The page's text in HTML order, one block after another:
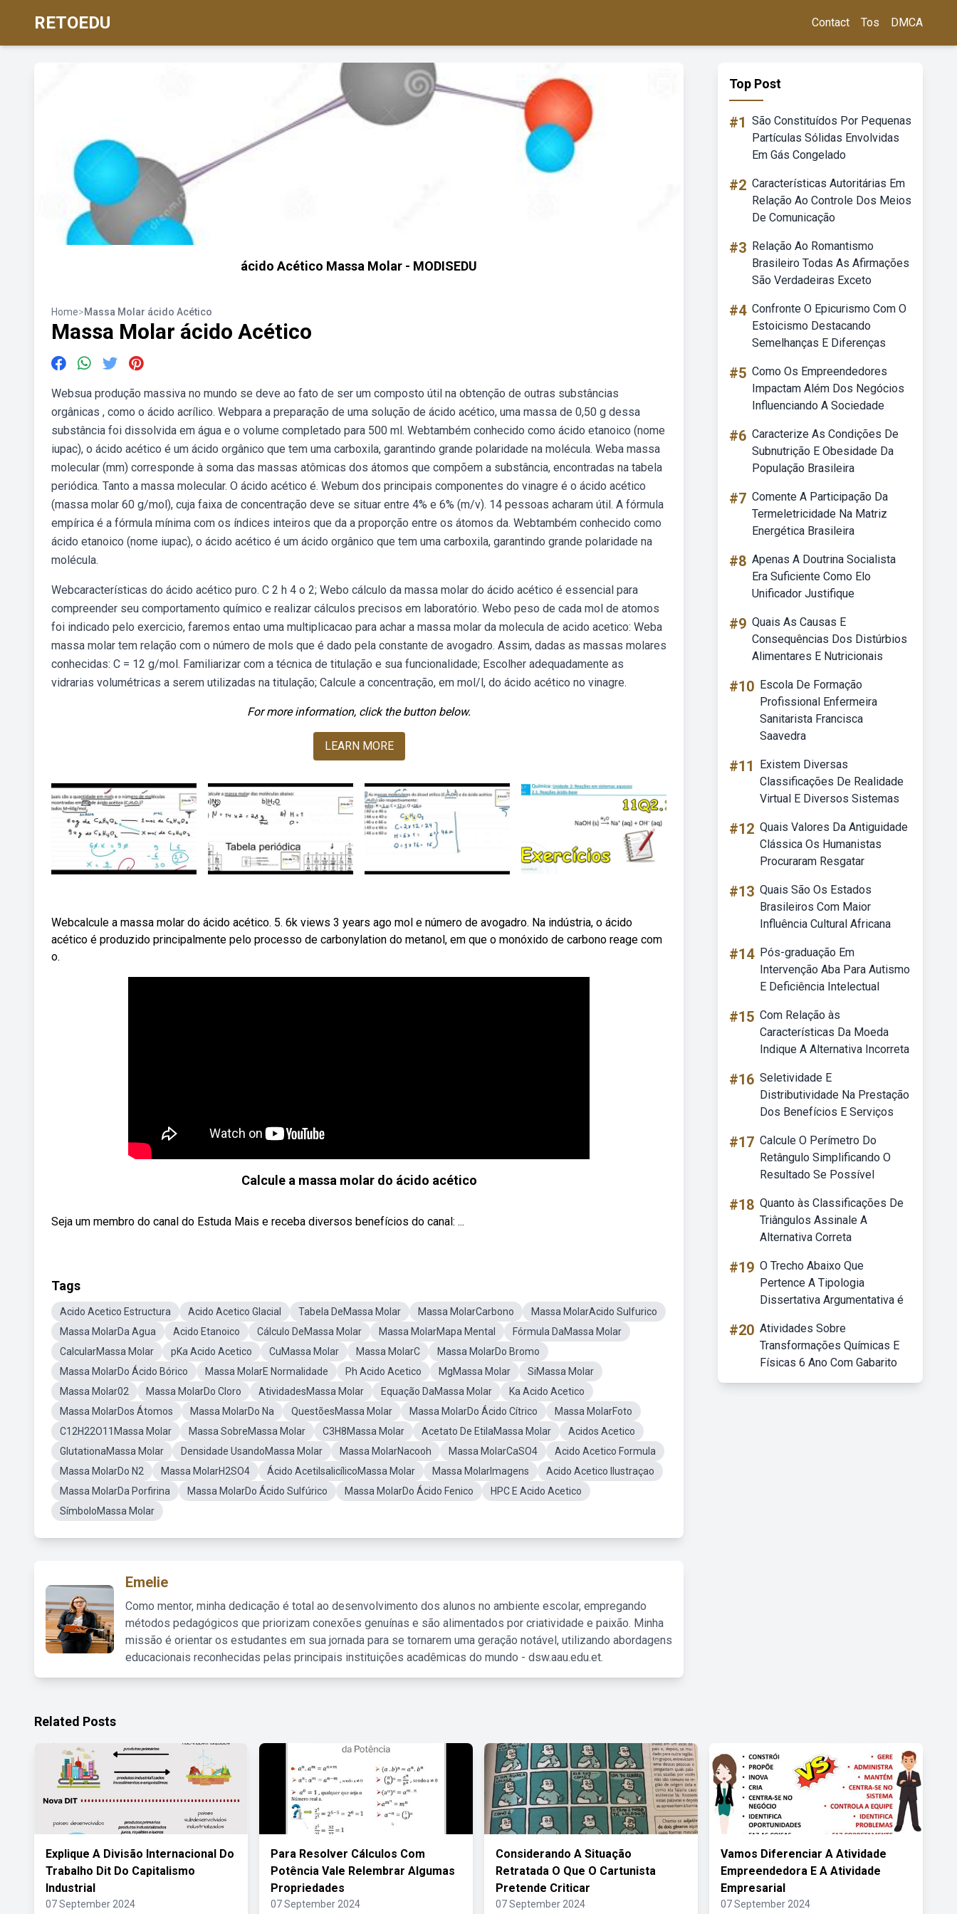
RETOEDU Contact Tos DMCA
ácido Acético Massa Molar - MODISEDU
Home>Massa Molar ácido Acético
Massa Molar ácido Acético
Websua produção massiva no mundo se deve ao fato de ser um composto útil na obtenção de outras substâncias
orgânicas , como o ácido acrílico. Webpara a preparação de uma solução de ácido acético, uma massa de 0,50 g dessa
substância foi dissolvida em água e o volume completado para 500 ml. Webtambém conhecido como ácido etanoico (nome
iupac), o ácido acético é um ácido orgânico que tem uma carboxila, garantindo grande polaridade na molécula. Weba massa
molecular (mm) corresponde à soma das massas atômicas dos átomos que compõem a substância, encontradas na tabela
periódica. Tanto a massa molecular. O ácido acético é. Webum dos principais componentes do vinagre é o ácido acético
(massa molar 60 g/mol), cuja faixa de concentração deve se situar entre 4% e 6% (m/v). 14 pessoas acharam útil. A fórmula
empírica é a fórmula mínima com os índices inteiros que da a proporção entre os átomos da. Webtambém conhecido como
ácido etanoico (nome iupac), o ácido acético é um ácido orgânico que tem uma carboxila, garantindo grande polaridade na
molécula.
Webcaracterísticas do ácido acético puro. C 2 h 4 o 2; Webo cálculo da massa molar do ácido acético é essencial para
compreender seu comportamento químico e realizar cálculos precisos em laboratório. Webo peso de cada mol de atomos
foi indicado pelo exercicio, faremos entao uma multiplicacao para achar a massa molar da molecula de acido acetico: Weba
massa molar tem relação com o número de mols que é dado pela constante de avogadro. Assim, dadas as massas molares
conhecidas: C = 12 g/mol. Familiarizar com a técnica de titulação e sua funcionalidade; Escolher adequadamente as
vidrarias volumétricas a serem utilizadas na titulação; Calcule a concentração, em mol/l, do ácido acético no vinagre.
For more information, click the button below.
LEARN MORE
Webcalcule a massa molar do ácido acético. 5. 6k views 3 years ago mol e número de avogadro. Na indústria, o ácido
acético é produzido principalmente pelo processo de carbonylation do metanol, em que o monóxido de carbono reage com
o.
Calcule a massa molar do ácido acético
Seja um membro do canal do Estuda Mais e receba diversos benefícios do canal: ...
Tags
Acido Acetico Estructura Acido Acetico Glacial Tabela DeMassa Molar Massa MolarCarbono
Massa MolarAcido Sulfurico
Massa MolarDa Agua
Acido Etanoico Cálculo DeMassa Molar Massa MolarMapa Mental
Fórmula DaMassa Molar
CalcularMassa Molar
pKa Acido Acetico CuMassa Molar Massa MolarC
Massa MolarDo Bromo
Massa MolarDo Ácido Bórico
Massa MolarE Normalidade Ph Acido Acetico MgMassa Molar
SiMassa Molar
Massa Molar02
Massa MolarDo Cloro AtividadesMassa Molar Equação DaMassa Molar
Ka Acido Acetico
Massa MolarDos Átomos
Massa MolarDo Na QuestõesMassa Molar Massa MolarDo Ácido Cítrico
Massa MolarFoto
C12H22O11Massa Molar
Massa SobreMassa Molar C3H8Massa Molar Acetato De EtilaMassa Molar
Acidos Acetico
GlutationaMassa Molar
Densidade UsandoMassa Molar Massa MolarNacooh Massa MolarCaSO4
Acido Acetico Formula
Massa MolarDo N2
Massa MolarH2SO4 Ácido AcetilsalicílicoMassa Molar Massa MolarImagens
Acido Acetico Ilustraçao
Massa MolarDa Porfirina
Massa MolarDo Ácido Sulfúrico Massa MolarDo Ácido Fenico
HPC E Acido Acetico
SímboloMassa Molar
Emelie
Como mentor, minha dedicação é total ao desenvolvimento dos alunos no ambiente escolar, empregando
métodos pedagógicos que priorizam conexões genuínas e são alimentados por criatividade e paixão. Minha
missão é orientar os estudantes em sua jornada para se tornarem uma geração notável, utilizando abordagens
educacionais reconhecidas pelas principais instituições acadêmicas do mundo - dsw.aau.edu.et.
Top Post
#1 São Constituídos Por Pequenas
Partículas Sólidas Envolvidas
Em Gás Congelado
#2 Características Autoritárias Em
Relação Ao Controle Dos Meios
De Comunicação
#3 Relação Ao Romantismo
Brasileiro Todas As Afirmações
São Verdadeiras Exceto
#4 Confronte O Epicurismo Com O
Estoicismo Destacando
Semelhanças E Diferenças
#5 Como Os Empreendedores
Impactam Além Dos Negócios
Influenciando A Sociedade
#6 Caracterize As Condições De
Subnutrição E Obesidade Da
População Brasileira
#7 Comente A Participação Da
Termeletricidade Na Matriz
Energética Brasileira
#8 Apenas A Doutrina Socialista
Era Suficiente Como Elo
Unificador Justifique
#9 Quais As Causas E
Consequências Dos Distúrbios
Alimentares E Nutricionais
#10 Escola De Formação
Profissional Enfermeira
Sanitarista Francisca
Saavedra
#11
Existem Diversas
Classificações De Realidade
Virtual E Diversos Sistemas
#12 Quais Valores Da Antiguidade
Clássica Os Humanistas
Procuraram Resgatar
#13 Quais São Os Estados
Brasileiros Com Maior
Influência Cultural Africana
#14 Pós-graduação Em
Intervenção Aba Para Autismo
E Deficiência Intelectual
#15 Com Relação às
Características Da Moeda
Indique A Alternativa Incorreta
#16 Seletividade E
Distributividade Na Prestação
Dos Benefícios E Serviços
#17 Calcule O Perímetro Do
Retângulo Simplificando O
Resultado Se Possível
#18 Quanto às Classificações De
Triângulos Assinale A
Alternativa Correta
#19 O Trecho Abaixo Que
Pertence A Tipologia
Dissertativa Argumentativa é
#20 Atividades Sobre
Transformações Químicas E
Físicas 6 Ano Com Gabarito
Related Posts
Explique A Divisão Internacional Do
Trabalho Dit Do Capitalismo
Industrial
07 September 2024
Para Resolver Cálculos Com
Potência Vale Relembrar Algumas
Propriedades
07 September 2024
Considerando A Situação
Retratada O Que O Cartunista
Pretende Criticar
07 September 2024
Vamos Diferenciar A Atividade
Empreendedora E A Atividade
Empresarial
07 September 2024